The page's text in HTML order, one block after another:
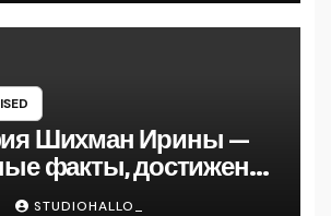
Шихман Ирины —
факты, достижения
STUDIOHALLO_